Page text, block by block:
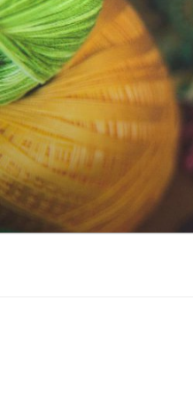
Zum
Inhalt
springen